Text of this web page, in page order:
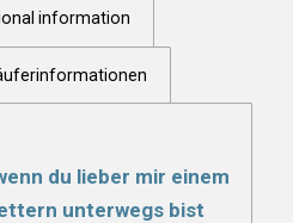
information
du lieber mir einem
unterwegs bist